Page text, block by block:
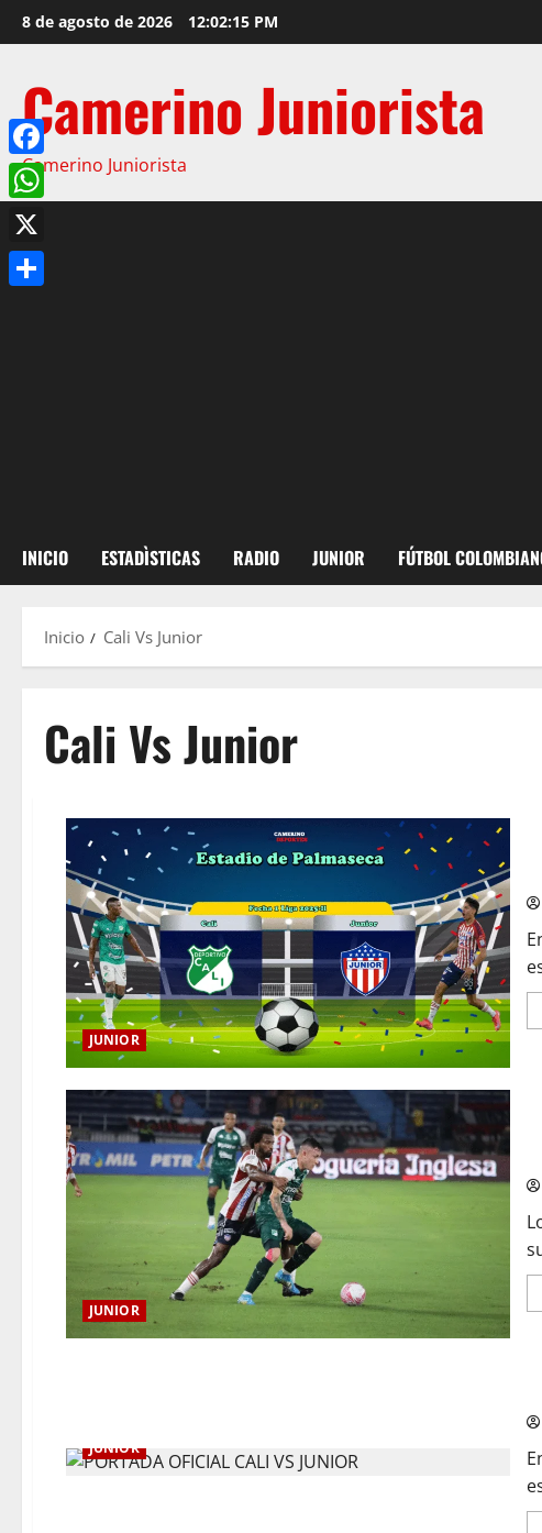
8 de agosto de 2026 12:02:16 PM
Camerino Juniorista
Camerino Juniorista
INICIO ESTADÌSTICAS RADIO JUNIOR FÚTBOL
Inicio Cali Vs Junior
Cali Vs Junior
JUNIOR
JUNIOR
JUNIOR
Facebook
WhatsApp
X